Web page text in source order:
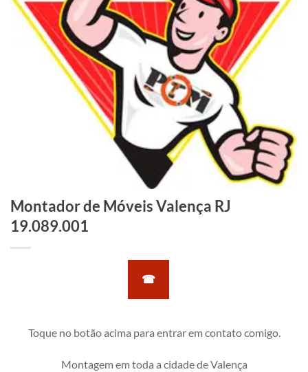
Montador de Móveis Valença RJ
19.089.001
☎
Toque no botão acima para entrar em contato comigo.
Montagem em toda a cidade de Valença